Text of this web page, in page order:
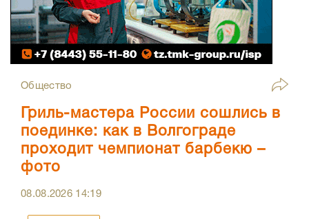
Общество
Гриль-мастера России сошлись в
поединке: как в Волгограде
проходит чемпионат барбекю –
фото
08.08.2026 14:19